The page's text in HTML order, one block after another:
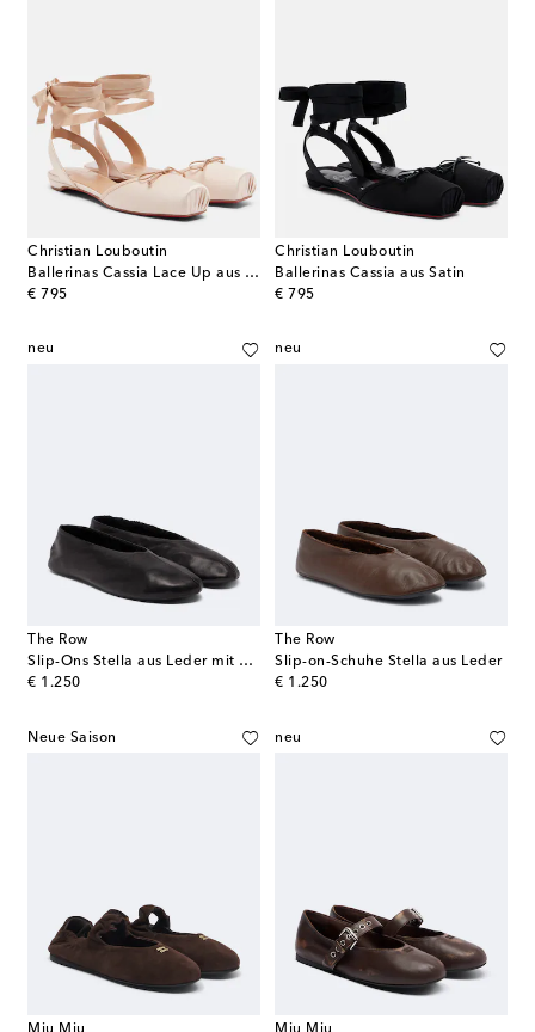
Christian Louboutin
Ballerinas Cassia Lace Up aus Satin
€ 795
original price
Christian Louboutin
Ballerinas Cassia aus Satin
€ 795
original price
neu
The Row
Slip-Ons Stella aus Leder mit Shearling
€ 1.250
original price
neu
The Row
Slip-on-Schuhe Stella aus Leder
€ 1.250
original price
Neue Saison neu